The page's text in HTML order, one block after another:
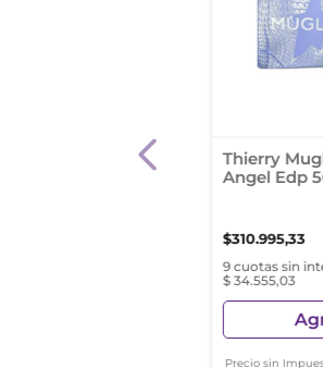
Rodriguez All Of
Thierry
Angel Edp
$310.995,33
9 cuotas sin
$ 34.555,03
Precio sin